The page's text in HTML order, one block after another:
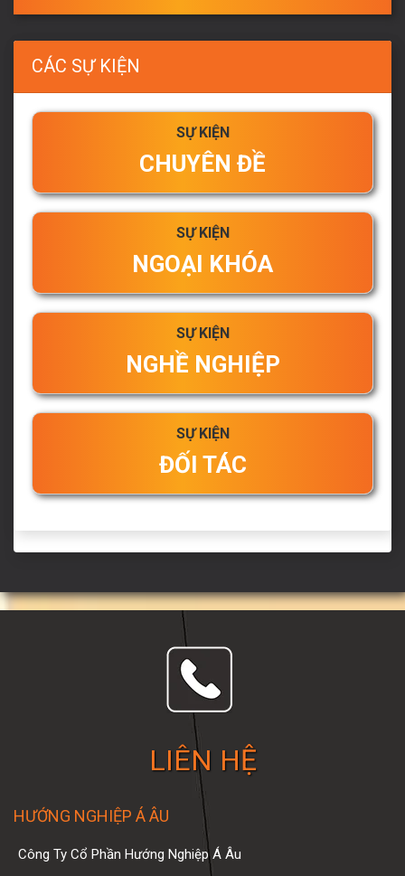
CÁC SỰ KIỆN
SỰ KIỆN
CHUYÊN ĐỀ
SỰ KIỆN
NGOẠI KHÓA
SỰ KIỆN
NGHỀ NGHIỆP
SỰ KIỆN
ĐỐI TÁC
LIÊN HỆ
HƯỚNG NGHIỆP Á ÂU
Công Ty Cổ Phần Hướng Nghiệp Á Âu